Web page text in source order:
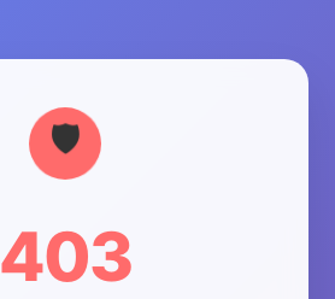
403